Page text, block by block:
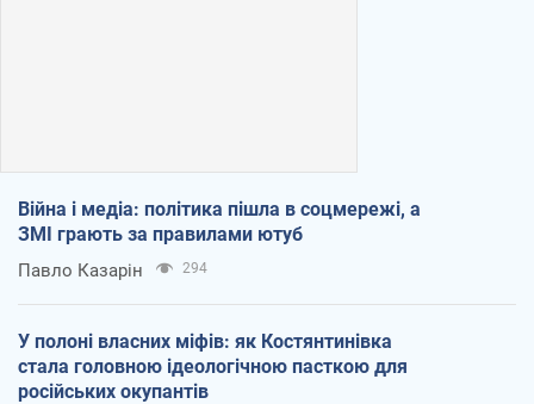
Війна і медіа: політика пішла в соцмережі, а
ЗМІ грають за правилами ютуб
Павло Казарін 294
У полоні власних міфів: як Костянтинівка
стала головною ідеологічною пасткою для
російських окупантів